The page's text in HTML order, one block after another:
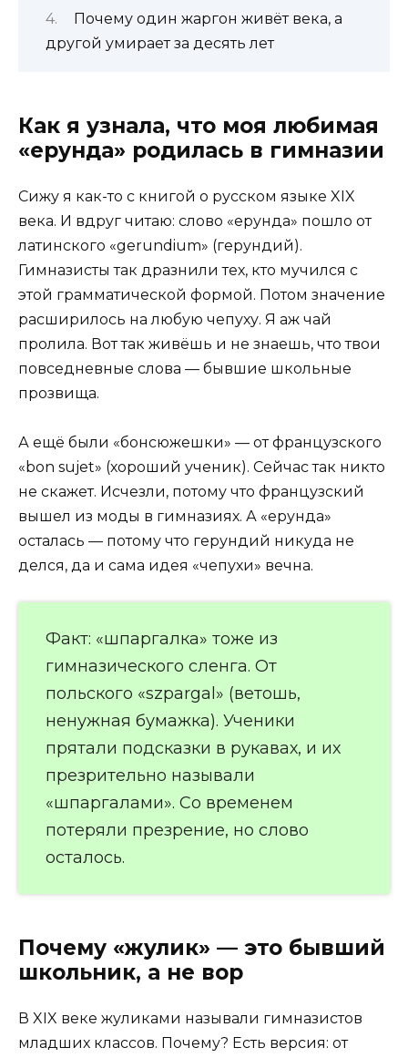
Почему один жаргон живёт века, а
другой умирает за десять лет
Как я узнала, что моя любимая
«ерунда» родилась в гимназии
Сижу я как-то с книгой о русском языке XIX
века. И вдруг читаю: слово «ерунда» пошло от
латинского «gerundium» (герундий).
Гимназисты так дразнили тех, кто мучился с
этой грамматической формой. Потом значение
расширилось на любую чепуху. Я аж чай
пролила. Вот так живёшь и не знаешь, что твои
повседневные слова — бывшие школьные
прозвища.
А ещё были «бонсюжешки» — от французского
«bon sujet» (хороший ученик). Сейчас так никто
не скажет. Исчезли, потому что французский
вышел из моды в гимназиях. А «ерунда»
осталась — потому что герундий никуда не
делся, да и сама идея «чепухи» вечна.
Факт: «шпаргалка» тоже из
гимназического сленга. От
польского «szpargal» (ветошь,
ненужная бумажка). Ученики
прятали подсказки в рукавах, и их
презрительно называли
«шпаргалами». Со временем
потеряли презрение, но слово
осталось.
Почему «жулик» — это бывший
школьник, а не вор
В XIX веке жуликами называли гимназистов
младших классов. Почему? Есть версия: от